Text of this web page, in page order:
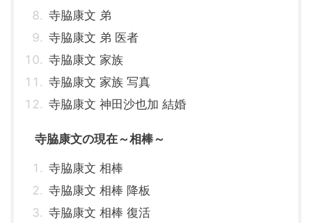
寺脇康文 弟
寺脇康文 弟 医者
寺脇康文 家族
寺脇康文 家族 写真
寺脇康文 神田沙也加 結婚
寺脇康文の現在～相棒～
寺脇康文 相棒
寺脇康文 相棒 降板
寺脇康文 相棒 復活